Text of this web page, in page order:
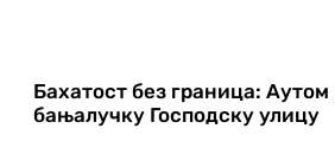
Бахатост без граница:
бањалучку Господску улицу